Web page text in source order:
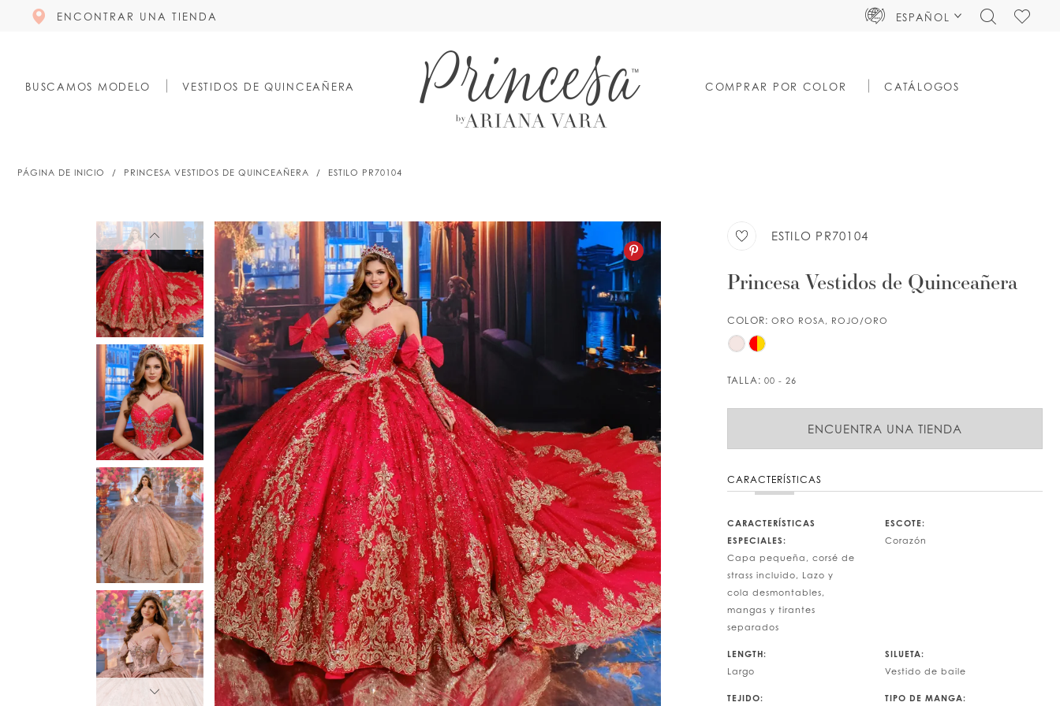
ENCONTRAR UNA TIENDA ESPAÑOL
TOGGLECHECK
BUSCAMOS MODELO VESTIDOS DE QUINCEAÑERA COMPRAR POR COLOR CATÁLOGOS
PÁGINA DE INICIO PRINCESA VESTIDOS DE QUINCEAÑERA ESTILO PR70104
PAUSE AUTOPLAY
PREVIOUS SLIDE
NEXT SLIDE
0
1
2
3
4
PAUSE AUTOPLAY
PREVIOUS SLIDE
NEXT SLIDE
0
1
2
3
4
ESTILO PR70104
Princesa Vestidos de Quinceañera
COLOR: ORO ROSA, ROJO/ORO
TALLA: 00 - 26
ENCUENTRA UNA TIENDA
CARACTERÍSTICAS
CARACTERÍSTICAS
ESPECIALES:
Capa pequeña, corsé de
strass incluido, Lazo y
cola desmontables,
mangas y tirantes
separados
ESCOTE:
Corazón
LENGTH:
Largo
SILUETA:
Vestido de baile
TEJIDO: TIPO DE MANGA: